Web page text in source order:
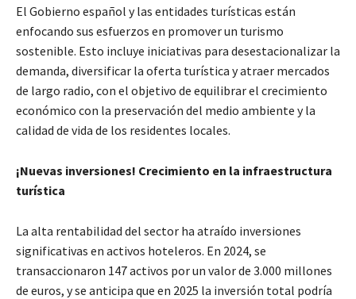
El Gobierno español y las entidades turísticas están
enfocando sus esfuerzos en promover un turismo
sostenible. Esto incluye iniciativas para desestacionalizar la
demanda, diversificar la oferta turística y atraer mercados
de largo radio, con el objetivo de equilibrar el crecimiento
económico con la preservación del medio ambiente y la
calidad de vida de los residentes locales.
¡Nuevas inversiones! Crecimiento en la infraestructura
turística
La alta rentabilidad del sector ha atraído inversiones
significativas en activos hoteleros. En 2024, se
transaccionaron 147 activos por un valor de 3.000 millones
de euros, y se anticipa que en 2025 la inversión total podría